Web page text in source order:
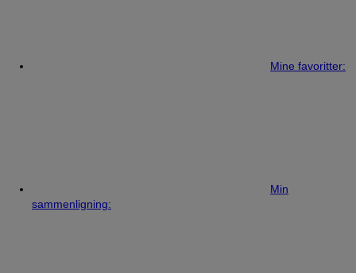
Mine favoritter:
Min
sammenligning: